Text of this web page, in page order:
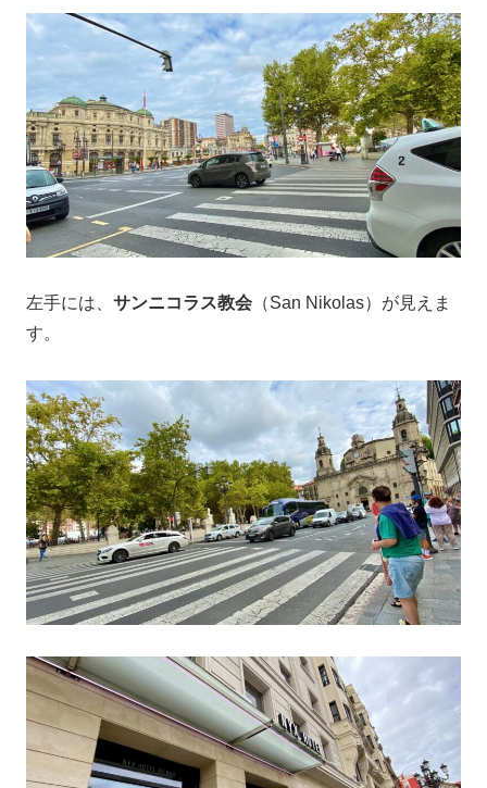
左手には、 サンニコラス教会 （San Nikolas）が見えま
す。